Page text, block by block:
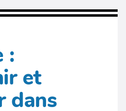
:
et
dans